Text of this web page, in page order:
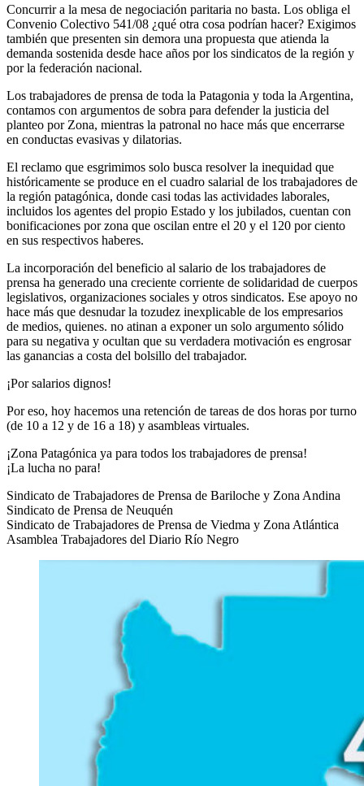
Concurrir a la mesa de negociación paritaria no basta. Los obliga el
Convenio Colectivo 541/08 ¿qué otra cosa podrían hacer? Exigimos
también que presenten sin demora una propuesta que atienda la
demanda sostenida desde hace años por los sindicatos de la región y
por la federación nacional.
Los trabajadores de prensa de toda la Patagonia y toda la Argentina,
contamos con argumentos de sobra para defender la justicia del
planteo por Zona, mientras la patronal no hace más que encerrarse
en conductas evasivas y dilatorias.
El reclamo que esgrimimos solo busca resolver la inequidad que
históricamente se produce en el cuadro salarial de los trabajadores de
la región patagónica, donde casi todas las actividades laborales,
incluidos los agentes del propio Estado y los jubilados, cuentan con
bonificaciones por zona que oscilan entre el 20 y el 120 por ciento
en sus respectivos haberes.
La incorporación del beneficio al salario de los trabajadores de
prensa ha generado una creciente corriente de solidaridad de cuerpos
legislativos, organizaciones sociales y otros sindicatos. Ese apoyo no
hace más que desnudar la tozudez inexplicable de los empresarios
de medios, quienes. no atinan a exponer un solo argumento sólido
para su negativa y ocultan que su verdadera motivación es engrosar
las ganancias a costa del bolsillo del trabajador.
¡Por salarios dignos!
Por eso, hoy hacemos una retención de tareas de dos horas por turno
(de 10 a 12 y de 16 a 18) y asambleas virtuales.
¡Zona Patagónica ya para todos los trabajadores de prensa!
¡La lucha no para!
Sindicato de Trabajadores de Prensa de Bariloche y Zona Andina
Sindicato de Prensa de Neuquén
Sindicato de Trabajadores de Prensa de Viedma y Zona Atlántica
Asamblea Trabajadores del Diario Río Negro